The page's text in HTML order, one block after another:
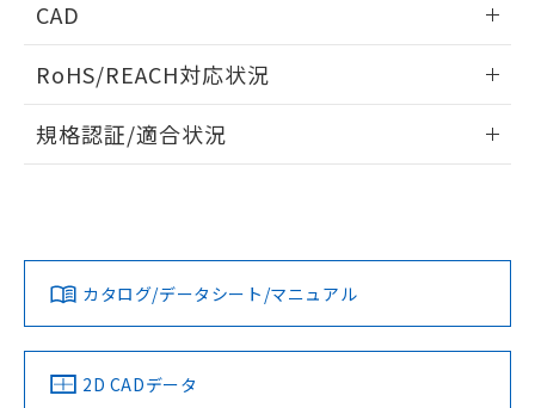
端子配置/内部接続
CAD
ドすることができます。
ログイン/会員登録
ダウンロードデータをご利用いただく前に、以下を必ずお読
みください。
ソフトウェアの使用条件
RoHS/REACH対応状況
EU RoHS 注意事項・凡例
対応済み
中国 RoHS 注意事項・凡例
規格認証/適合状況
カタログ/データシート/マニュアル
2D CADデータ
していることから、特段のことがない限
り、2022年1月12日より割愛しておりま